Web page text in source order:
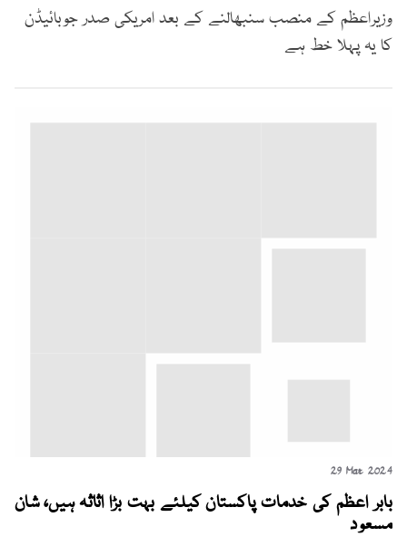
وزیراعظم کے منصب سنبھالنے کے بعد امریکی صدر جوبائیڈن
کا یہ پہلا خط ہے
29 Mar 2024
بابر اعظم کی خدمات پاکستان کیلئے بہت بڑا اثاثہ ہیں، شان
مسعود